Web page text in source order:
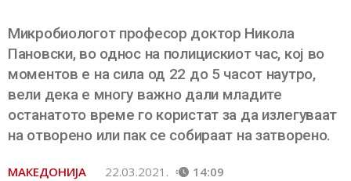
Микробиологот професор доктор Никола
Пановски, во однос на полицискиот час, кој во
моментов е на сила од 22 до 5 часот наутро,
вели дека е многу важно дали младите
останатото време го користат за да излегуваат
на отворено или пак се собираат на затворено.
МАКЕДОНИЈА 22.03.2021. 14:09